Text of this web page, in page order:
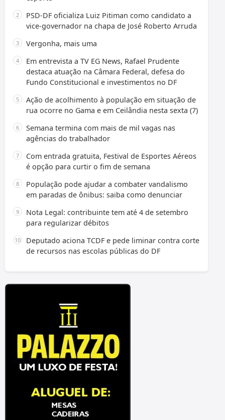
PSD-DF oficializa Luiz Pitiman como candidato a
vice-governador na chapa de José Roberto Arruda
Vergonha, mais uma
Em entrevista a TV EG News, Rafael Prudente
destaca atuação na Câmara Federal, defesa do
Fundo Constitucional e investimentos no DF
Ação de acolhimento à população em situação de
rua ocorre no Gama e em Ceilândia nesta sexta (7)
Semana termina com mais de mil vagas nas
agências do trabalhador
Com entrada gratuita, Festival de Esportes Aéreos
é opção para curtir o fim de semana
População pode ajudar a combater vandalismo
em paradas de ônibus: saiba como denunciar
Nota Legal: contribuinte tem até 4 de setembro
para regularizar débitos
Deputado aciona TCDF e pede liminar contra corte
de recursos nas escolas públicas do DF